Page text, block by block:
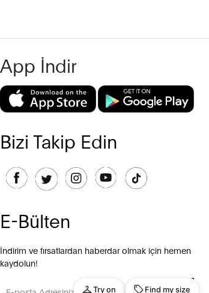
App İndir
Bizi Takip Edin
E-Bülten
İndirim ve fırsatlardan haberdar olmak için hemen
kaydolun!